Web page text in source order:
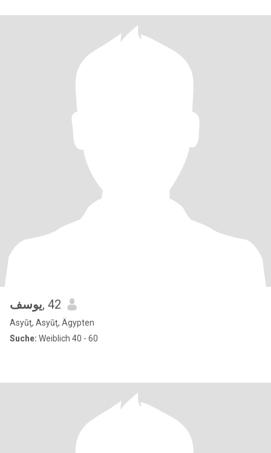
يوسف, 42
Asyūţ, Asyūţ, Ägypten
Suche: Weiblich 40 - 60